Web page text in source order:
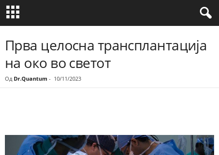
Прва целосна трансплантација
на око во светот
Од Dr.Quantum - 10/11/2023